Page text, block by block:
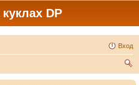
DP
Вход